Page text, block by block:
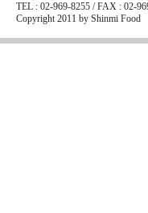
TEL : 02-969-8255 / FAX : 02-
Copyright 2011 by Shinmi Food